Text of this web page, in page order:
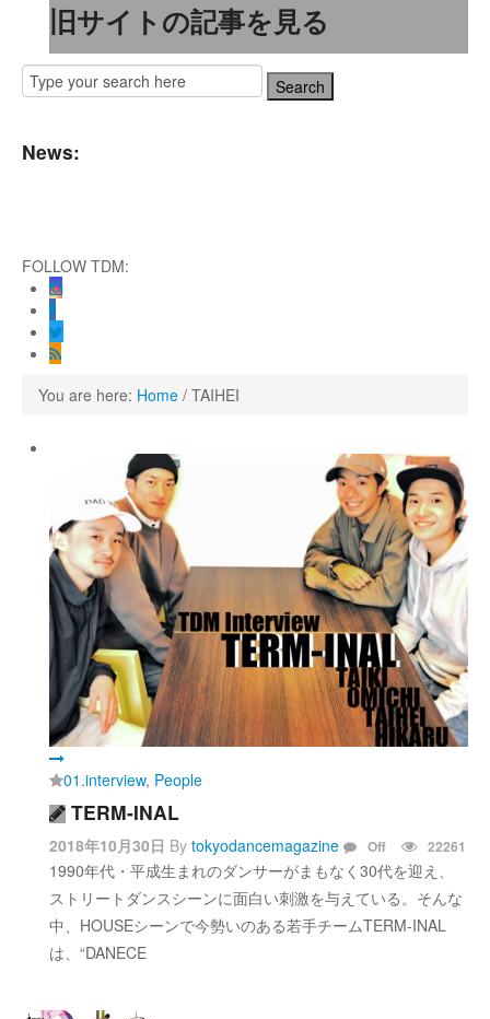
旧サイトの記事を見る
News:
劇場『未練の幽霊と怪物―「珊瑚」「円山町」―』
『ANTENNA』 Produced by YOH UENO
」
FINAL 2DAYS
FOLLOW TDM:
You are here: Home / TAIHEI
01.interview, People
TERM-INAL
2018年10月30日 By tokyodancemagazine Off 22261
1990年代・平成生まれのダンサーがまもなく30代を迎え、
ストリートダンスシーンに面白い刺激を与えている。そんな
中、HOUSEシーンで今勢いのある若手チームTERM-INAL
は、“DANECE